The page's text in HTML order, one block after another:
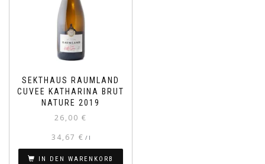
SEKTHAUS RAUMLAND
CUVEE KATHARINA BRUT
NATURE 2019
26,00 €
34,67 € / l
IN DEN WARENKORB